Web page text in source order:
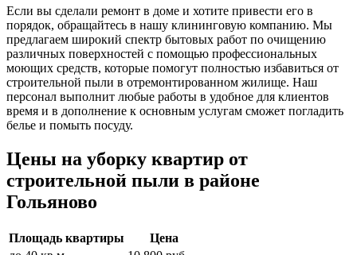
Если вы сделали ремонт в доме и хотите привести его в
порядок, обращайтесь в нашу клининговую компанию. Мы
предлагаем широкий спектр бытовых работ по очищению
различных поверхностей с помощью профессиональных
моющих средств, которые помогут полностью избавиться от
строительной пыли в отремонтированном жилище. Наш
персонал выполнит любые работы в удобное для клиентов
время и в дополнение к основным услугам сможет погладить
белье и помыть посуду.
Цены на уборку квартир от
строительной пыли в районе
Гольяново
Площадь квартиры
Цена